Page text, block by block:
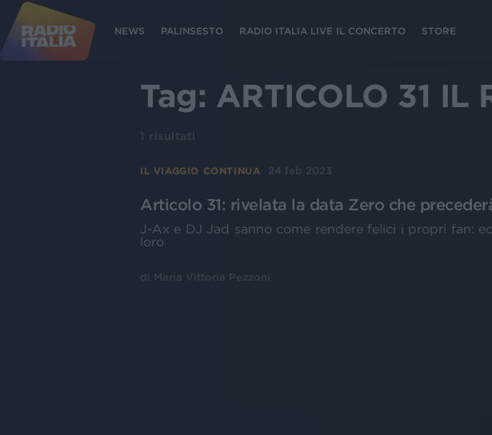
NEWS PALINSESTO RADIO ITALIA LIVE IL CONCERTO STORE
Tag: ARTICOLO 31 IL
1 risultati
IL VIAGGIO CONTINUA 24 feb 2023
Articolo 31: rivelata la data Zero che
J-Ax e DJ Jad sanno come rendere felici i propri fan:
loro
di Maria Vittoria Pezzoni